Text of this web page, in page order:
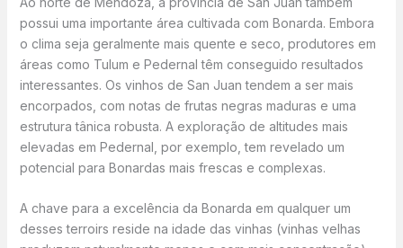
possui uma importante área cultivada com Bonarda. Embora
o clima seja geralmente mais quente e seco, produtores em
áreas como Tulum e Pedernal têm conseguido resultados
interessantes. Os vinhos de San Juan tendem a ser mais
encorpados, com notas de frutas negras maduras e uma
estrutura tânica robusta. A exploração de altitudes mais
elevadas em Pedernal, por exemplo, tem revelado um
potencial para Bonardas mais frescas e complexas.
A chave para a excelência da Bonarda em qualquer um
desses terroirs reside na idade das vinhas (vinhas velhas